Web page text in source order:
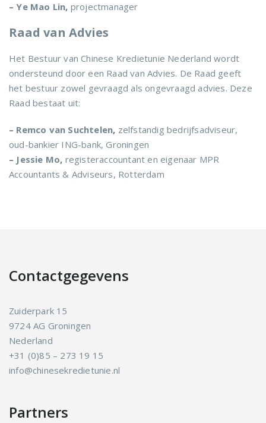
– Ye Mao Lin, projectmanager
Raad van Advies
Het Bestuur van Chinese Kredietunie Nederland wordt
ondersteund door een Raad van Advies. De Raad geeft
het bestuur zowel gevraagd als ongevraagd advies. Deze
Raad bestaat uit:
– Remco van Suchtelen, zelfstandig bedrijfsadviseur,
oud-bankier ING-bank, Groningen
– Jessie Mo, registeraccountant en eigenaar MPR
Accountants & Adviseurs, Rotterdam
Contactgegevens
Zuiderpark 15
9724 AG Groningen
Nederland
+31 (0)85 – 273 19 15
info@chinesekredietunie.nl
Partners